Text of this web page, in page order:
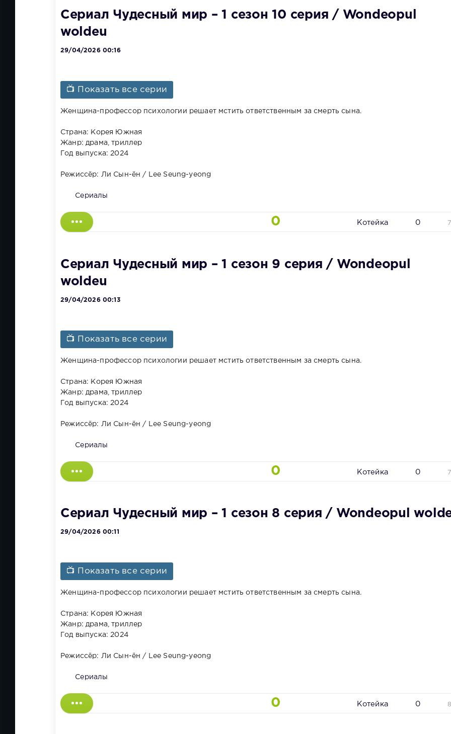
Сериал Чудесный мир – 1 сезон 10 серия / Wondeopul
woldeu
29/04/2026 00:16
📺 Показать все серии
Женщина-профессор психологии решает мстить ответственным за смерть сына.
Страна: Корея Южная
Жанр: драма, триллер
Год выпуска: 2024
Режиссёр: Ли Сын-ён / Lee Seung-yeong
Сериалы
0 Котейка 0
Сериал Чудесный мир – 1 сезон 9 серия / Wondeopul
woldeu
29/04/2026 00:13
📺 Показать все серии
Женщина-профессор психологии решает мстить ответственным за смерть сына.
Страна: Корея Южная
Жанр: драма, триллер
Год выпуска: 2024
Режиссёр: Ли Сын-ён / Lee Seung-yeong
Сериалы
0 Котейка 0
Сериал Чудесный мир – 1 сезон 8 серия / Wondeopul
29/04/2026 00:11
📺 Показать все серии
Женщина-профессор психологии решает мстить ответственным за смерть сына.
Страна: Корея Южная
Жанр: драма, триллер
Год выпуска: 2024
Режиссёр: Ли Сын-ён / Lee Seung-yeong
Сериалы
0 Котейка 0